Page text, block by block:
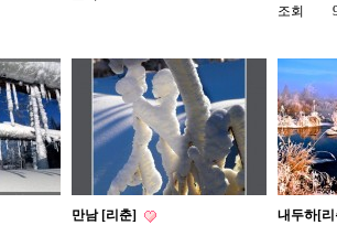
조회
만남 [리춘]
내두하[